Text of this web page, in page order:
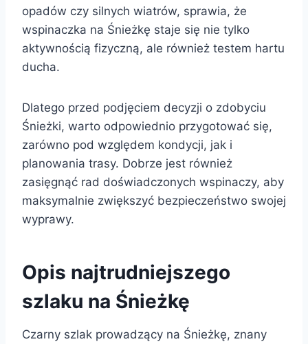
opadów czy silnych wiatrów, sprawia, że
wspinaczka na Śnieżkę staje się nie tylko
aktywnością fizyczną, ale również testem hartu
ducha.
Dlatego przed podjęciem decyzji o zdobyciu
Śnieżki, warto odpowiednio przygotować się,
zarówno pod względem kondycji, jak i
planowania trasy. Dobrze jest również
zasięgnąć rad doświadczonych wspinaczy, aby
maksymalnie zwiększyć bezpieczeństwo swojej
wyprawy.
Opis najtrudniejszego
szlaku na Śnieżkę
Czarny szlak prowadzący na Śnieżkę, znany